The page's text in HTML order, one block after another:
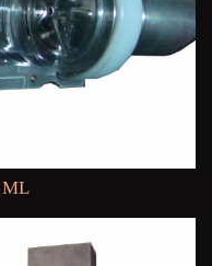
ML